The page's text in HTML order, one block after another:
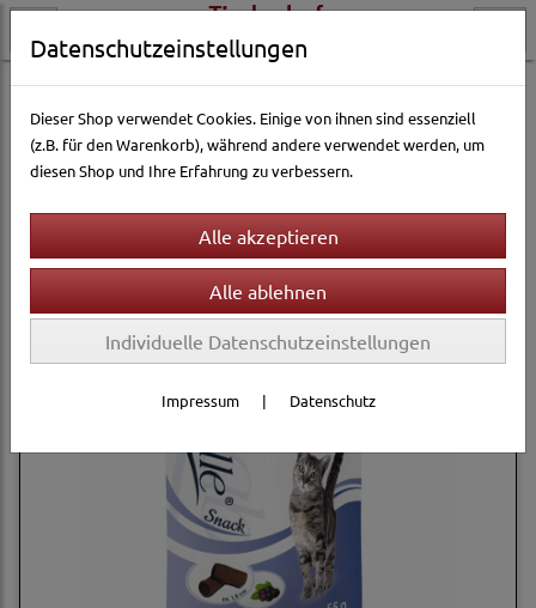
Katzenwelt Katzensnacks Sanabelle
Sortierung wählen
Filter
Datenschutzeinstellungen
Dieser Shop verwendet Cookies. Einige von ihnen sind essenziell
(z.B. für den Warenkorb), während andere verwendet werden, um
diesen Shop und Ihre Erfahrung zu verbessern.
Individuelle Datenschutzeinstellungen
Impressum | Datenschutz